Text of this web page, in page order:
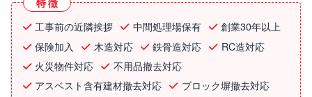
特徴
工事前の近隣挨拶
中間処理場保有
創業30年以上
保険加入
木造対応 鉄骨造対応
RC造対応
火災物件対応
不用品撤去対応
アスベスト含有建材撤去対応
ブロック塀撤去対応